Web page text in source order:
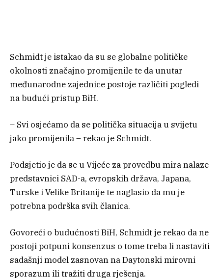
Schmidt je istakao da su se globalne političke
okolnosti značajno promijenile te da unutar
međunarodne zajednice postoje različiti pogledi
na budući pristup BiH.
– Svi osjećamo da se politička situacija u svijetu
jako promijenila – rekao je Schmidt.
Podsjetio je da se u Vijeće za provedbu mira nalaze
predstavnici SAD-a, evropskih država, Japana,
Turske i Velike Britanije te naglasio da mu je
potrebna podrška svih članica.
Govoreći o budućnosti BiH, Schmidt je rekao da ne
postoji potpuni konsenzus o tome treba li nastaviti
sadašnji model zasnovan na Daytonski mirovni
sporazum ili tražiti druga rješenja.